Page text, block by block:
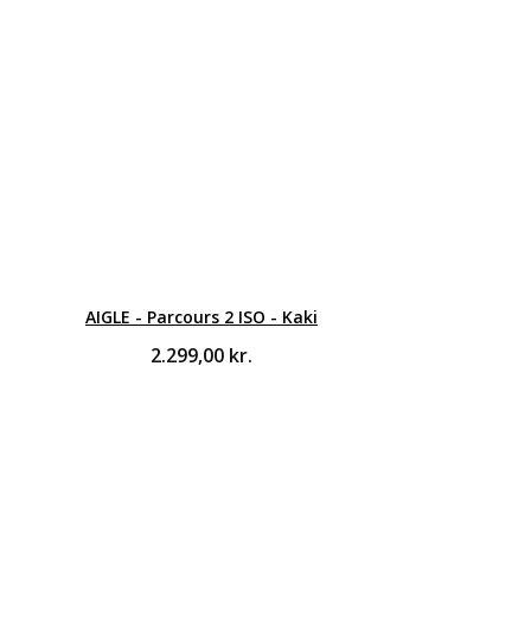
AIGLE - Parcours 2 ISO - Kaki
2.299,00 kr.